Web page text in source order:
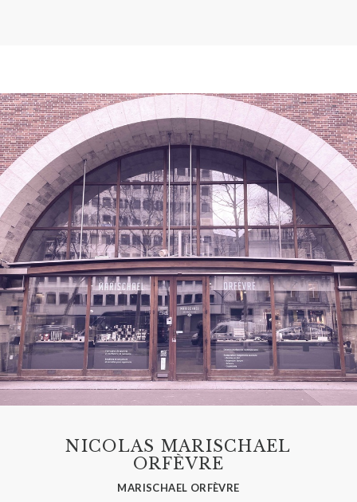
NICOLAS MARISCHAEL
ORFÈVRE
MARISCHAEL ORFÈVRE